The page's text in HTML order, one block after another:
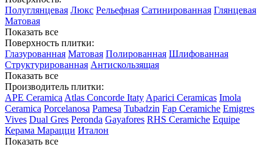
Полуглянцевая Люкс Рельефная Сатинированная Глянцевая
Матовая
Показать все
Поверхность плитки:
Глазурованная Матовая Полированная Шлифованная
Структурированная Антискользящая
Показать все
Производитель плитки:
APE Ceramica Atlas Concorde Itaty Aparici Ceramicas Imola
Ceramica Porcelanosa Pamesa Tubadzin Fap Ceramiche Emigres
Vives Dual Gres Peronda Gayafores RHS Ceramiche Equipe
Керама Марацци Италон
Показать все